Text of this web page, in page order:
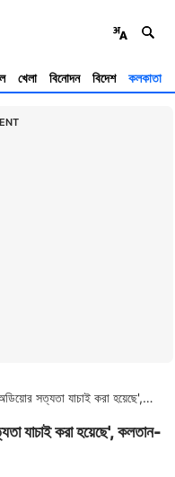
খেলা বিনোদন বিদেশ কলকাতা
Kalatan Dasgupta: 'অডিয়োর সত্যতা যাচাই করা হয়েছে', কলতান-সঞ্জীবের গ্রেফতারি নিয়ে দাবি পুলিশের
করা হয়েছে', কলতান-